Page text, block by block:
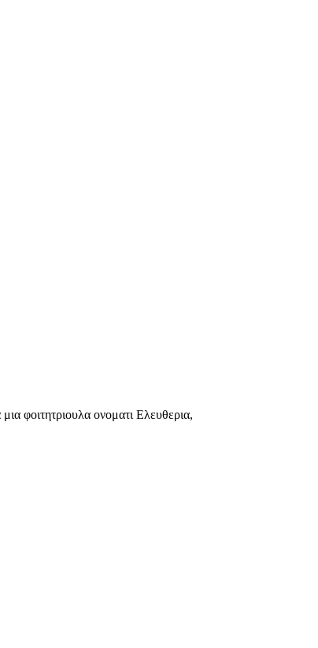
φοιτητριουλα ονοματι Ελευθερια,